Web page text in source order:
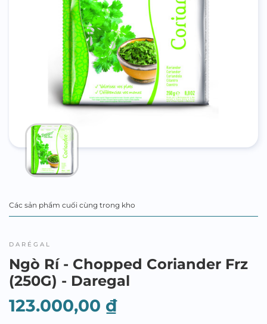
Các sản phẩm cuối cùng trong kho
DARÉGAL
Ngò Rí - Chopped Coriander Frz
(250G) - Daregal
123.000,00 ₫